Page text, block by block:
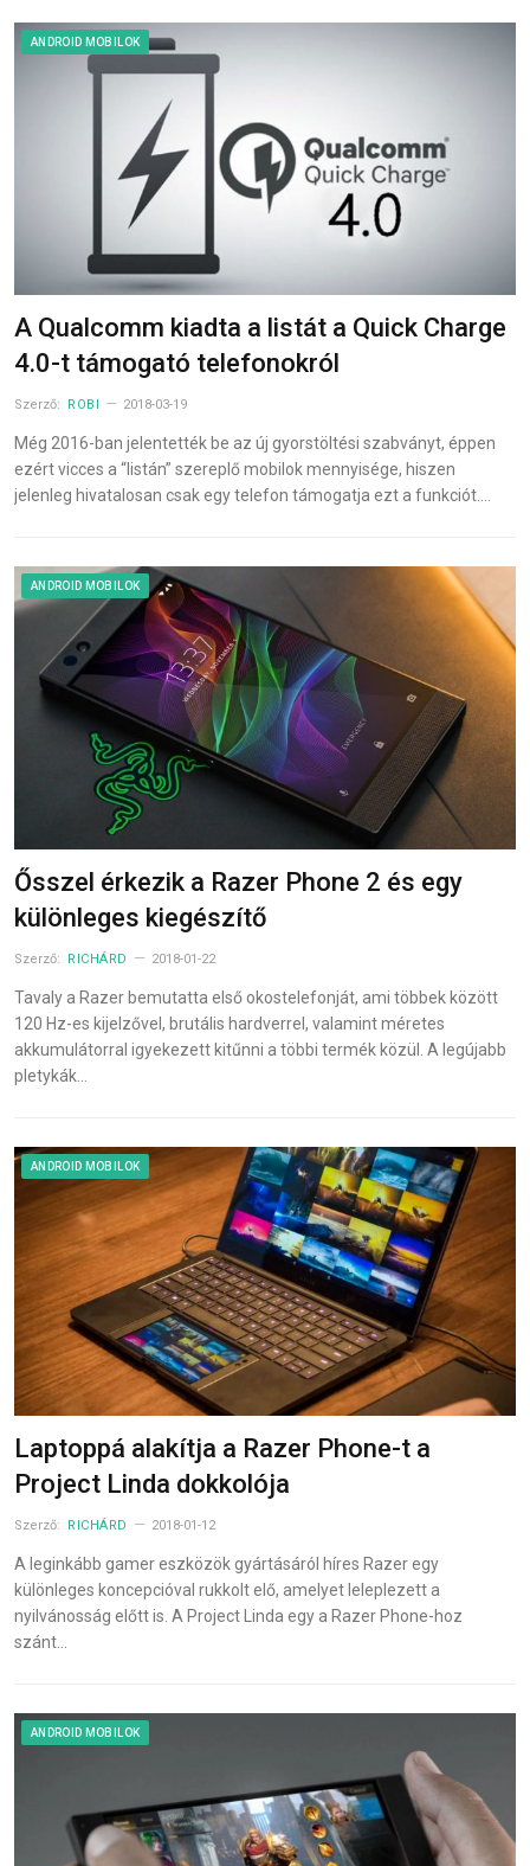
ANDROID MOBILOK
A Qualcomm kiadta a listát a Quick Charge
4.0-t támogató telefonokról
Szerző: ROBI 2018-03-19
Még 2016-ban jelentették be az új gyorstöltési szabványt, éppen
ezért vicces a “listán” szereplő mobilok mennyisége, hiszen
jelenleg hivatalosan csak egy telefon támogatja ezt a funkciót.…
ANDROID MOBILOK
Ősszel érkezik a Razer Phone 2 és egy
különleges kiegészítő
Szerző: RICHÁRD 2018-01-22
Tavaly a Razer bemutatta első okostelefonját, ami többek között
120 Hz-es kijelzővel, brutális hardverrel, valamint méretes
akkumulátorral igyekezett kitűnni a többi termék közül. A legújabb
pletykák…
ANDROID MOBILOK
Laptoppá alakítja a Razer Phone-t a
Project Linda dokkolója
Szerző: RICHÁRD 2018-01-12
A leginkább gamer eszközök gyártásáról híres Razer egy
különleges koncepcióval rukkolt elő, amelyet leleplezett a
nyilvánosság előtt is. A Project Linda egy a Razer Phone-hoz
szánt…
ANDROID MOBILOK